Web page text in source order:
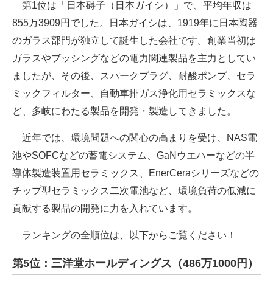
第1位は「日本碍子（日本ガイシ）」で、平均年収は
855万3909円でした。日本ガイシは、1919年に日本陶器
のガラス部門が独立して誕生した会社です。創業当初は
ガラスやブッシングなどの電力関連製品を主力としてい
ましたが、その後、スパークプラグ、耐酸ポンプ、セラ
ミックフィルター、自動車排ガス浄化用セラミックスな
ど、多岐にわたる製品を開発・製造してきました。
近年では、環境問題への関心の高まりを受け、NAS電
池やSOFCなどの蓄電システム、GaNウエハーなどの半
導体製造装置用セラミックス、EnerCeraシリーズなどの
チップ型セラミックス二次電池など、環境負荷の低減に
貢献する製品の開発に力を入れています。
ランキングの全順位は、以下からご覧ください！
第5位：三洋堂ホールディングス（486万1000円）